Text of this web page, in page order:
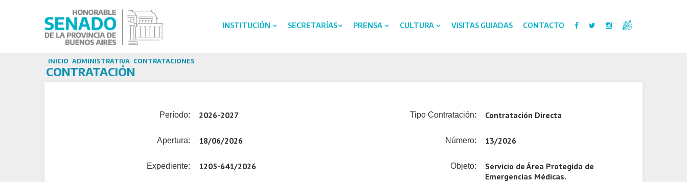
INSTITUCIÓN SECRETARÍAS PRENSA CULTURA VISITAS GUIADAS CONTACTO
INICIO ADMINISTRATIVA CONTRATACIONES
CONTRATACIÓN
Período: 2026-2027
Apertura: 18/06/2026
Expediente: 1205-641/2026
Tipo Contratación: Contratación Directa
Número: 13/2026
Objeto:
Servicio de Área Protegida de
Emergencias Médicas.